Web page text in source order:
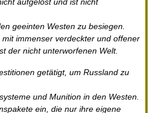
aufgelöst und ist nicht
geeinten Westen zu besiegen.
immenser verdeckter und offener
der nicht unterworfenen Welt.
getätigt, um Russland zu
und Munition in den Westen.
ein, die nur ihre eigene